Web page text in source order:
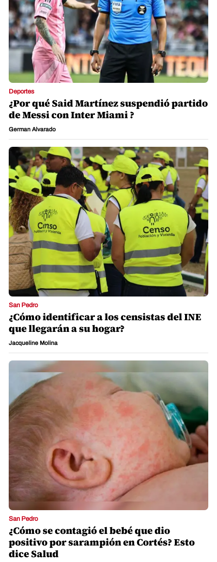
Deportes
¿Por qué Said Martínez suspendió partido
de Messi con Inter Miami ?
German Alvarado
San Pedro
¿Cómo identificar a los censistas del INE
que llegarán a su hogar?
Jacqueline Molina
San Pedro
¿Cómo se contagió el bebé que dio
positivo por sarampión en Cortés? Esto
dice Salud